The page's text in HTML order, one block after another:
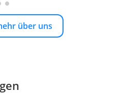
über uns